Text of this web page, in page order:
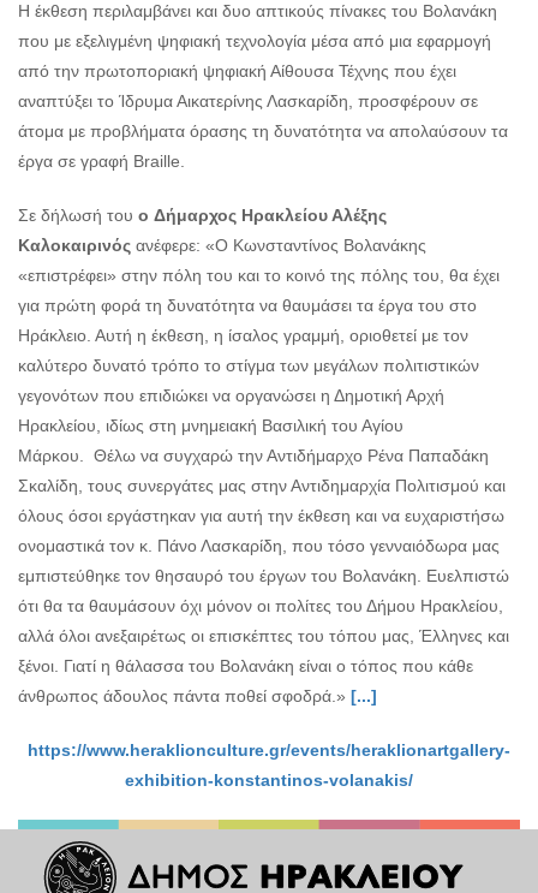
H έκθεση περιλαμβάνει και δυο απτικούς πίνακες του Βολανάκη
που με εξελιγμένη ψηφιακή τεχνολογία μέσα από μια εφαρμογή
από την πρωτοποριακή ψηφιακή Αίθουσα Τέχνης που έχει
αναπτύξει το Ίδρυμα Αικατερίνης Λασκαρίδη, προσφέρουν σε
άτομα με προβλήματα όρασης τη δυνατότητα να απολαύσουν τα
έργα σε γραφή Braille.
Σε δήλωσή του ο Δήμαρχος Ηρακλείου Αλέξης
Καλοκαιρινός ανέφερε: «Ο Κωνσταντίνος Βολανάκης
«επιστρέφει» στην πόλη του και το κοινό της πόλης του, θα έχει
για πρώτη φορά τη δυνατότητα να θαυμάσει τα έργα του στο
Ηράκλειο. Αυτή η έκθεση, η ίσαλος γραμμή, οριοθετεί με τον
καλύτερο δυνατό τρόπο το στίγμα των μεγάλων πολιτιστικών
γεγονότων που επιδιώκει να οργανώσει η Δημοτική Αρχή
Ηρακλείου, ιδίως στη μνημειακή Βασιλική του Αγίου
Μάρκου. Θέλω να συγχαρώ την Αντιδήμαρχο Ρένα Παπαδάκη
Σκαλίδη, τους συνεργάτες μας στην Αντιδημαρχία Πολιτισμού και
όλους όσοι εργάστηκαν για αυτή την έκθεση και να ευχαριστήσω
ονομαστικά τον κ. Πάνο Λασκαρίδη, που τόσο γενναιόδωρα μας
εμπιστεύθηκε τον θησαυρό του έργων του Βολανάκη. Ευελπιστώ
ότι θα τα θαυμάσουν όχι μόνον οι πολίτες του Δήμου Ηρακλείου,
αλλά όλοι ανεξαιρέτως οι επισκέπτες του τόπου μας, Έλληνες και
ξένοι. Γιατί η θάλασσα του Βολανάκη είναι ο τόπος που κάθε
άνθρωπος άδουλος πάντα ποθεί σφοδρά.» [...]
https://www.heraklionculture.gr/events/heraklionartgallery-
exhibition-konstantinos-volanakis/